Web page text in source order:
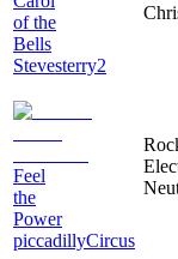
of the
Bells
Stevesterry2
Feel
the
Power
piccadillyCircus